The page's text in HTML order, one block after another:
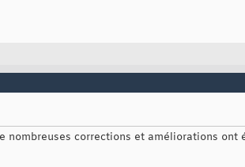
nombreuses corrections et améliorations ont